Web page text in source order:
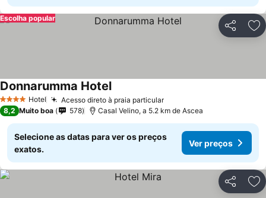
Partilhar
Escolha popular
4 EstrelasHotel Acesso direto à praia particular
Donnarumma Hotel
8,2 Muito boa 578 Casal Velino, a 5.2 km de Ascea
Selecione as datas para ver os preços
exatos.
Ver preços
Partilhar